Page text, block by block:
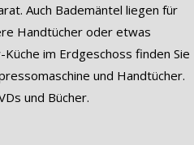
Auch Bademäntel liegen für
Handtücher oder etwas
im Erdgeschoss finden Sie
und Handtücher.
und Bücher.